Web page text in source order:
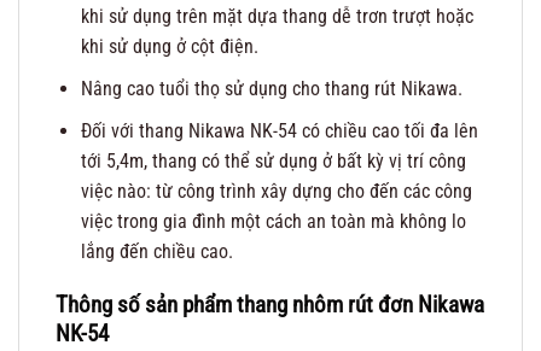
khi sử dụng trên mặt dựa thang dễ trơn trượt hoặc
khi sử dụng ở cột điện.
Nâng cao tuổi thọ sử dụng cho thang rút Nikawa.
Đối với thang Nikawa NK-54 có chiều cao tối đa lên
tới 5,4m, thang có thể sử dụng ở bất kỳ vị trí công
việc nào: từ công trình xây dựng cho đến các công
việc trong gia đình một cách an toàn mà không lo
lắng đến chiều cao.
Thông số sản phẩm thang nhôm rút đơn Nikawa
NK-54